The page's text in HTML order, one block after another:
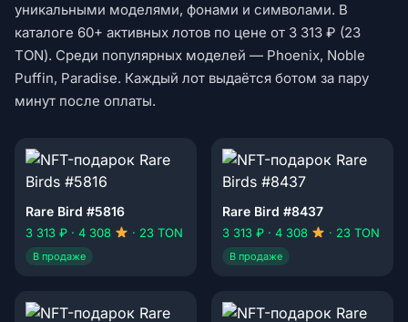
уникальными моделями, фонами и символами. В
каталоге 60+ активных лотов по цене от 3 313 ₽ (23
TON). Среди популярных моделей — Phoenix, Noble
Puffin, Paradise. Каждый лот выдаётся ботом за пару
минут после оплаты.
Rare Bird #5816
3 313 ₽ · 4 308 · 23 TON
В продаже
Rare Bird #8437
3 313 ₽ · 4 308 · 23 TON
В продаже